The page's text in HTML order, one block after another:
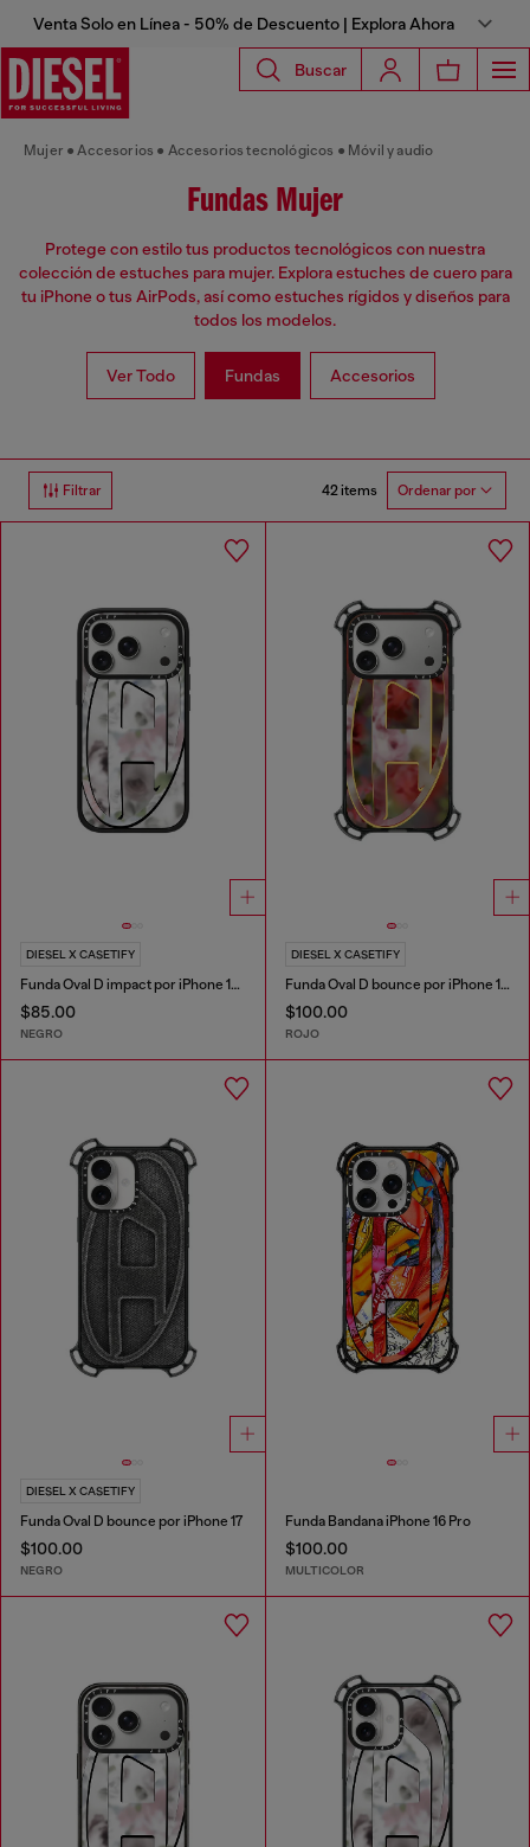
Venta Solo en Línea - 50% de Descuento | Explora Ahora
Buscar
Mujer Accesorios Accesorios tecnológicos Móvil y audio
Fundas Mujer
Protege con estilo tus productos tecnológicos con nuestra
colección de estuches para mujer. Explora estuches de cuero para
tu iPhone o tus AirPods, así como estuches rígidos y diseños para
todos los modelos.
Ver Todo Fundas Accesorios
Filtrar 42 items Ordenar por
DIESEL X CASETIFY
Funda Oval D impact por iPhone 17 Pro
$85.00
NEGRO
DIESEL X CASETIFY
Funda Oval D bounce por iPhone 17 Pro
$100.00
ROJO
DIESEL X CASETIFY
Funda Oval D bounce por iPhone 17
$100.00
NEGRO
Funda Bandana iPhone 16 Pro
$100.00
MULTICOLOR